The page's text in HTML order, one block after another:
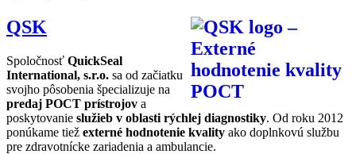
QSK
Spoločnosť QuickSeal
International, s.r.o. sa od začiatku
svojho pôsobenia špecializuje na
predaj POCT prístrojov a
poskytovanie služieb v oblasti rýchlej diagnostiky. Od roku 2012
ponúkame tiež externé hodnotenie kvality ako doplnkovú službu
pre zdravotnícke zariadenia a ambulancie.